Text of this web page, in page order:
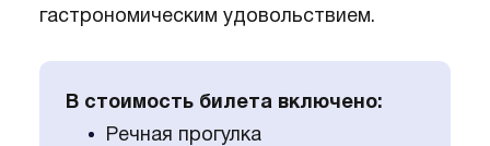
гастрономическим удовольствием.
В стоимость билета включено:
Речная прогулка